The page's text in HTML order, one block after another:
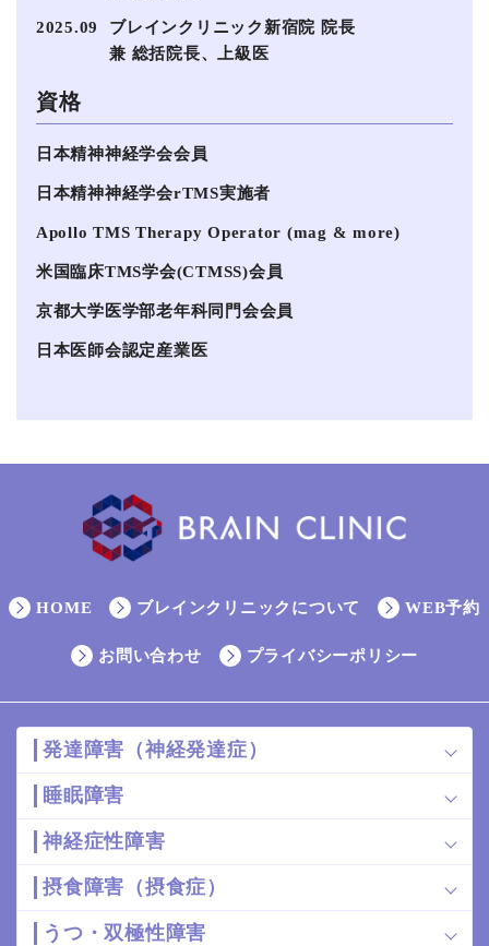
2025.09
ブレインクリニック新宿院 院長
兼 総括院長、上級医
資格
日本精神神経学会会員
日本精神神経学会rTMS実施者
Apollo TMS Therapy Operator (mag & more)
米国臨床TMS学会(CTMSS)会員
京都大学医学部老年科同門会会員
日本医師会認定産業医
HOME ブレインクリニックについて WEB予約
お問い合わせ プライバシーポリシー
発達障害（神経発達症）
睡眠障害
神経症性障害
摂食障害（摂食症）
うつ・双極性障害